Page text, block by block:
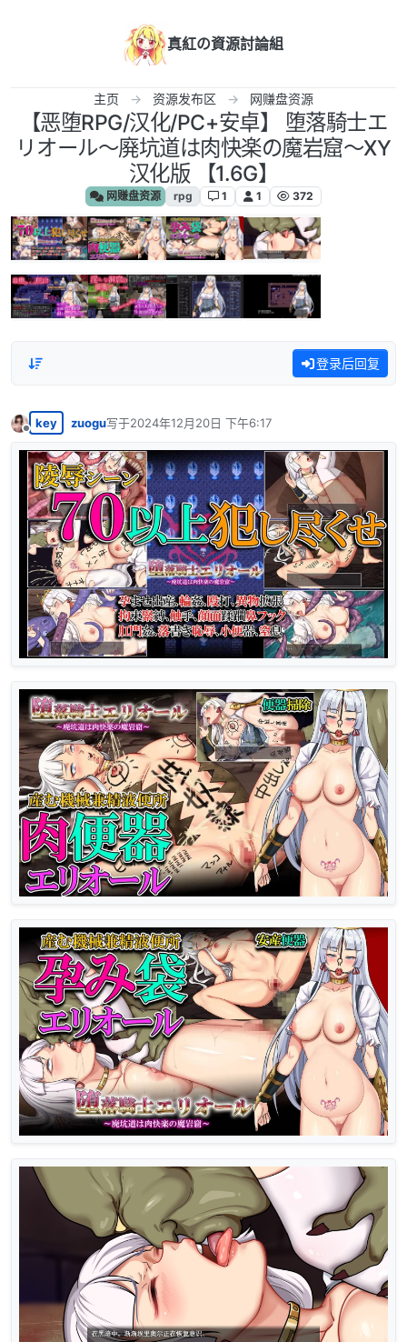
真紅の資源討論組
主页 资源发布区 网赚盘资源
【恶堕RPG/汉化/PC+安卓】 堕落騎士エ
リオール～廃坑道は肉快楽の魔岩窟～XY
汉化版 【1.6G】
网赚盘资源 rpg 1 1 372
登录后回复
离线
key zuogu写于2024年12月20日 下午6:17
最后由 编辑